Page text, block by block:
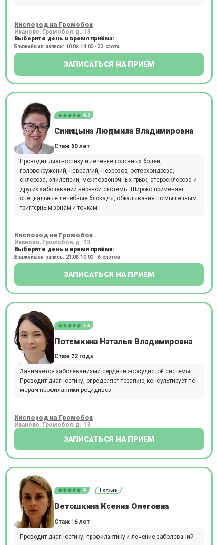
Кислород на Громобоя
Иваново, Громобоя, д. 13
Выберите день и время приёма:
Ближайшая запись: 10.08 14:00 · 33 слота
ЗАПИСАТЬСЯ НА ПРИЕМ
4.3
Синицына Людмила Владимировна
Стаж 50 лет
Проводит диагностику и лечение головных болей,
головокружений, невралгий, неврозов, остеохондроза,
склероза, эпилепсии, межпозвоночных грыж, атеросклероза и
других заболеваний нервной системы. Широко применяет
специальные лечебные блокады, обкалывания по мышечным
триггерным зонам и точкам.
Кислород на Громобоя
Иваново, Громобоя, д. 13
Выберите день и время приёма:
Ближайшая запись: 21.08 10:00 · 6 слотов
ЗАПИСАТЬСЯ НА ПРИЕМ
4.6
Потемкина Наталья Владимировна
Стаж 22 года
Занимается заболеваниями сердечно-сосудистой системы.
Проводит диагностику, определяет терапию, консультирует по
мерам профилактики рецидивов.
Кислород на Громобоя
Иваново, Громобоя, д. 13
ЗАПИСАТЬСЯ НА ПРИЕМ
4 1 отзыв
Ветошкина Ксения Олеговна
Стаж 16 лет
Проводит диагностику, профилактику и лечение заболеваний